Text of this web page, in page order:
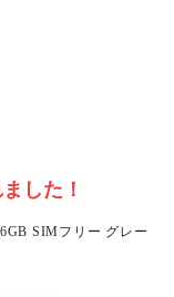
した！
SIMフリー グレー